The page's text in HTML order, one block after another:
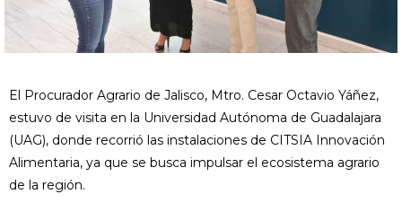
El Procurador Agrario de Jalisco, Mtro. Cesar Octavio Yáñez,
estuvo de visita en la Universidad Autónoma de Guadalajara
(UAG), donde recorrió las instalaciones de CITSIA Innovación
Alimentaria, ya que se busca impulsar el ecosistema agrario
de la región.